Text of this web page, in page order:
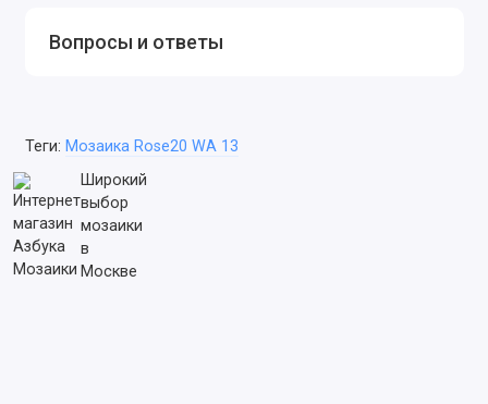
Вопросы и ответы
Теги: Мозаика Rose20 WA 13
Широкий
выбор
мозаики
в
Москве